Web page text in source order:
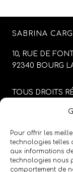
Pour offrir les
technologies telles
aux informations
technologies nous
comportement de
SABRINA
10, RUE DE
92340 BOURG
TOUS DROITS
CONCEPTION
MENTIONS